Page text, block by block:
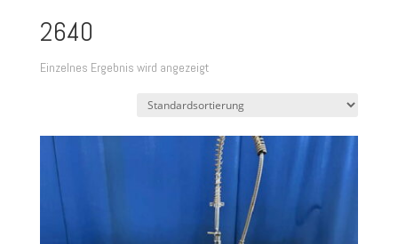
2640
Einzelnes Ergebnis wird angezeigt